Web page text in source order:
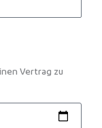
Vertrag zu